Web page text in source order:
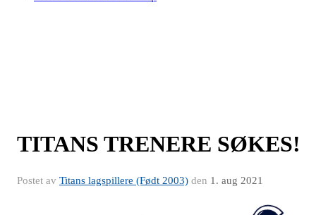
TITANS TRENERE SØKES!
Postet av Titans lagspillere (Født 2003) den 1. aug 2021